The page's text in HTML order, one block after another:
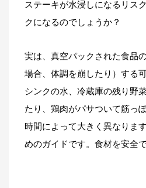
ステーキが水浸しになるリス
クになるのでしょうか？
実は、 真空パックされた食品
場合、体調を崩したり）する
シンクの水、冷蔵庫の残り野
たり、鶏肉がパサついて筋っ
時間によって大きく異なりま
めのガイドです。食材を安全